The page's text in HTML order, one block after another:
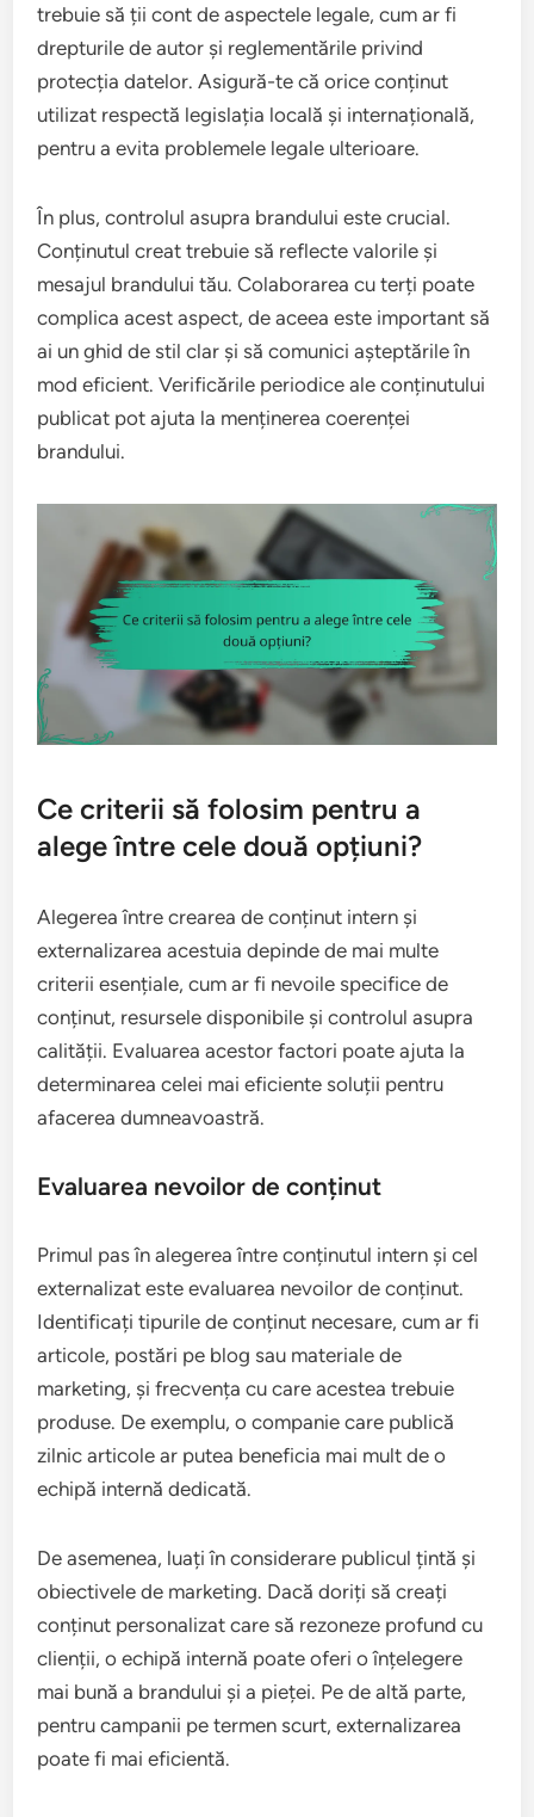
trebuie să ții cont de aspectele legale, cum ar fi
drepturile de autor și reglementările privind
protecția datelor. Asigură-te că orice conținut
utilizat respectă legislația locală și internațională,
pentru a evita problemele legale ulterioare.
În plus, controlul asupra brandului este crucial.
Conținutul creat trebuie să reflecte valorile și
mesajul brandului tău. Colaborarea cu terți poate
complica acest aspect, de aceea este important să
ai un ghid de stil clar și să comunici așteptările în
mod eficient. Verificările periodice ale conținutului
publicat pot ajuta la menținerea coerenței
brandului.
Ce criterii să folosim pentru a
alege între cele două opțiuni?
Alegerea între crearea de conținut intern și
externalizarea acestuia depinde de mai multe
criterii esențiale, cum ar fi nevoile specifice de
conținut, resursele disponibile și controlul asupra
calității. Evaluarea acestor factori poate ajuta la
determinarea celei mai eficiente soluții pentru
afacerea dumneavoastră.
Evaluarea nevoilor de conținut
Primul pas în alegerea între conținutul intern și cel
externalizat este evaluarea nevoilor de conținut.
Identificați tipurile de conținut necesare, cum ar fi
articole, postări pe blog sau materiale de
marketing, și frecvența cu care acestea trebuie
produse. De exemplu, o companie care publică
zilnic articole ar putea beneficia mai mult de o
echipă internă dedicată.
De asemenea, luați în considerare publicul țintă și
obiectivele de marketing. Dacă doriți să creați
conținut personalizat care să rezoneze profund cu
clienții, o echipă internă poate oferi o înțelegere
mai bună a brandului și a pieței. Pe de altă parte,
pentru campanii pe termen scurt, externalizarea
poate fi mai eficientă.